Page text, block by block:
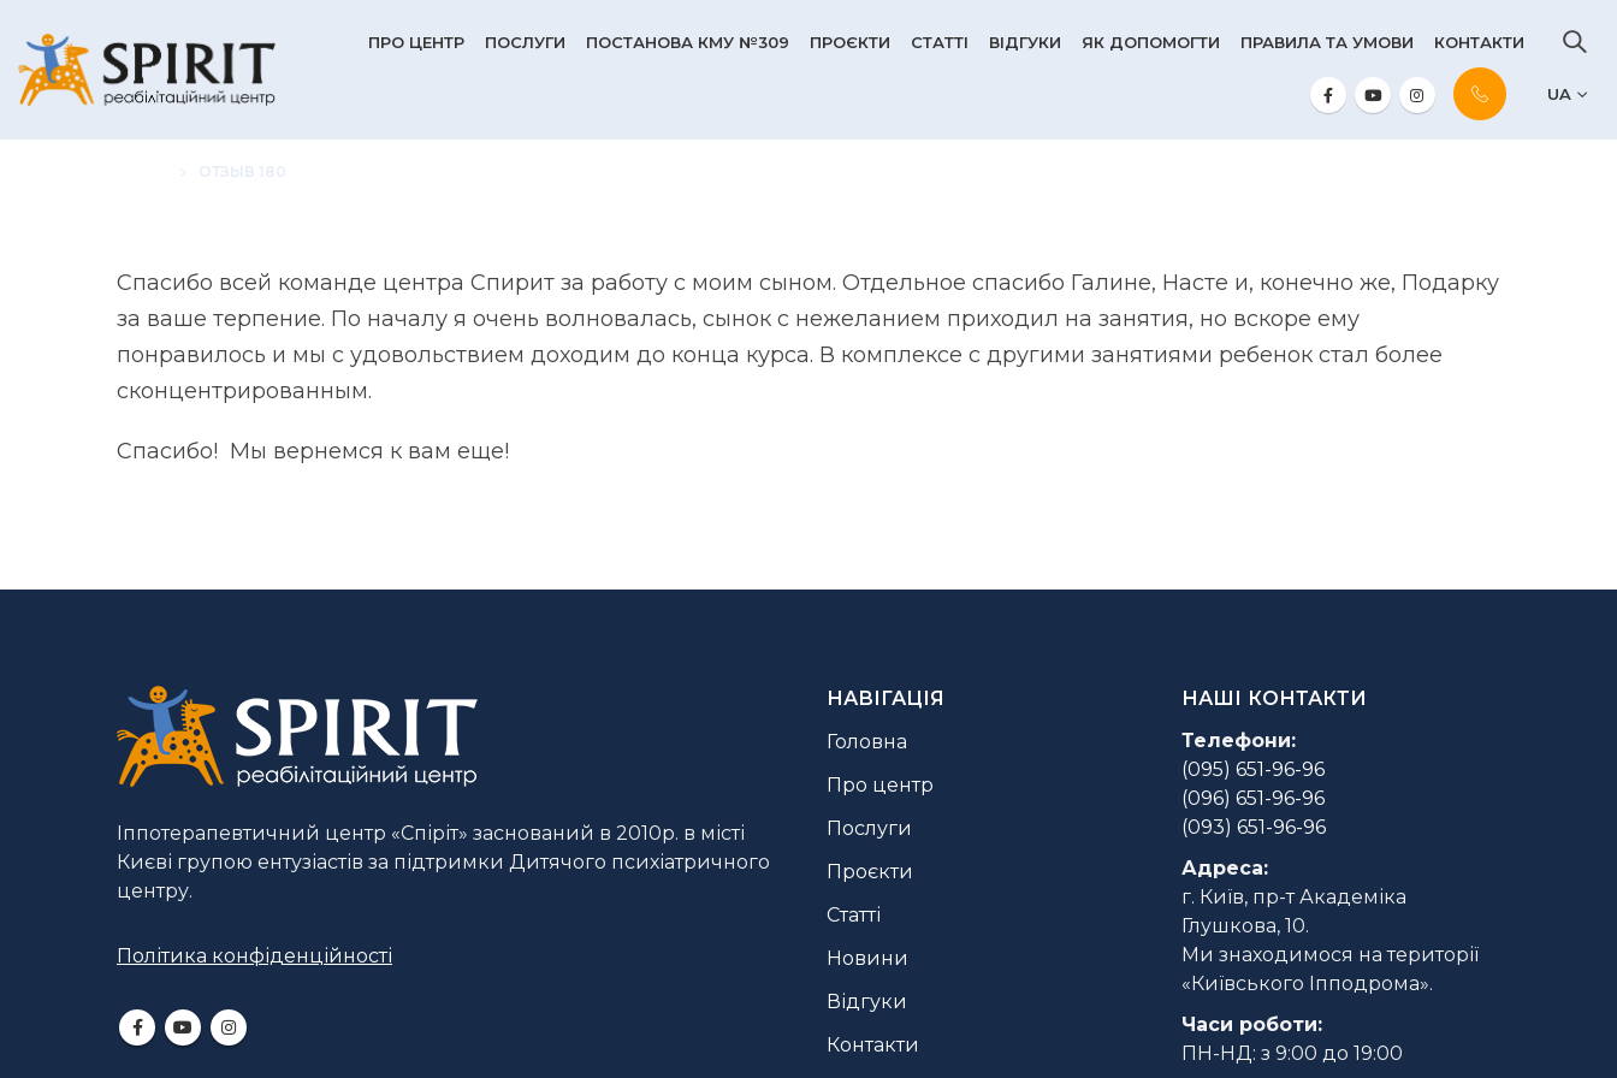
ПРО ЦЕНТР ПОСЛУГИ ПОСТАНОВА КМУ №309 ПРОЄКТИ СТАТТІ ВІДГУКИ ЯК ДОПОМОГТИ ПРАВИЛА ТА УМОВИ КОНТАКТИ
UA
ОТЗЫВ 180
Спасибо всей команде центра Спирит за работу с моим сыном. Отдельное спасибо Галине, Насте и, конечно же, Подарку
за ваше терпение. По началу я очень волновалась, сынок с нежеланием приходил на занятия, но вскоре ему
понравилось и мы с удовольствием доходим до конца курса. В комплексе с другими занятиями ребенок стал более
сконцентрированным.
Спасибо! Мы вернемся к вам еще!
Іппотерапевтичний центр «Спіріт» заснований в 2010р. в місті
Києві групою ентузіастів за підтримки Дитячого психіатричного
центру.
Політика конфіденційності
НАВІГАЦІЯ
Головна
Про центр
Послуги
Проєкти
Статті
Новини
Відгуки
Контакти
НАШІ КОНТАКТИ
Телефони:
(095) 651-96-96
(096) 651-96-96
(093) 651-96-96
Адреса:
г. Київ, пр-т Академіка
Глушкова, 10.
Ми знаходимося на території
«Київського Іпподрома».
Часи роботи:
ПН-НД: з 9:00 до 19:00